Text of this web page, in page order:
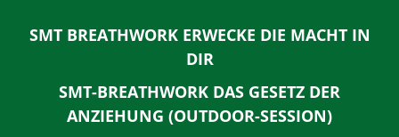
SMT BREATHWORK ERWECKE DIE MACHT IN
DIR
SMT-BREATHWORK DAS GESETZ DER
ANZIEHUNG (OUTDOOR-SESSION)